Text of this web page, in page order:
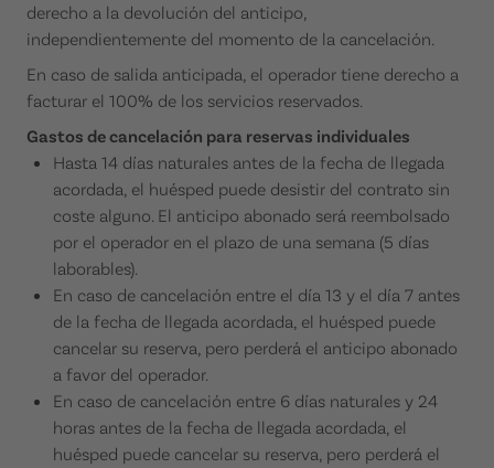
derecho a la devolución del anticipo,
independientemente del momento de la cancelación.
En caso de salida anticipada, el operador tiene derecho a
facturar el 100% de los servicios reservados.
Gastos de cancelación para reservas individuales
Hasta 14 días naturales antes de la fecha de llegada
acordada, el huésped puede desistir del contrato sin
coste alguno. El anticipo abonado será reembolsado
por el operador en el plazo de una semana (5 días
laborables).
En caso de cancelación entre el día 13 y el día 7 antes
de la fecha de llegada acordada, el huésped puede
cancelar su reserva, pero perderá el anticipo abonado
a favor del operador.
En caso de cancelación entre 6 días naturales y 24
horas antes de la fecha de llegada acordada, el
huésped puede cancelar su reserva, pero perderá el